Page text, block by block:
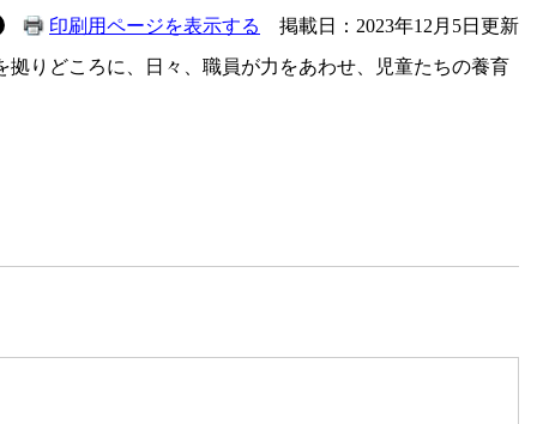
印刷用ページを表示する
掲載日：2023年12月5日更新
りどころに、日々、職員が力をあわせ、児童たちの養育